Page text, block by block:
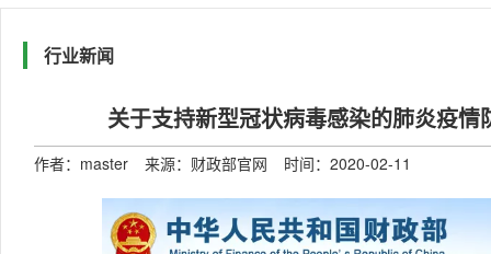
行业新闻
关于支持新型冠状病毒感染的肺炎疫
作者：master 来源：财政部官网 时间：2020-02-11